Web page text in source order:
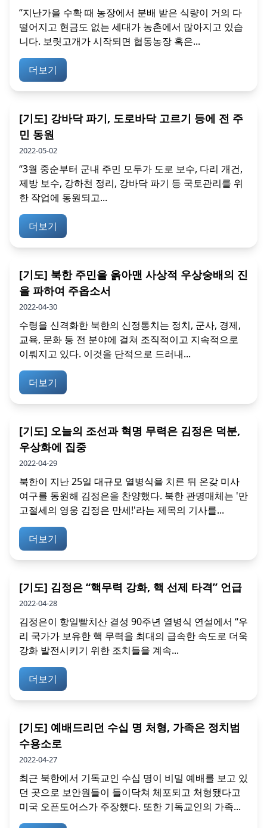
“지난가을 수확 때 농장에서 분배 받은 식량이 거의 다
떨어지고 현금도 없는 세대가 농촌에서 많아지고 있습
니다. 보릿고개가 시작되면 협동농장 혹은...
더보기
[기도] 강바닥 파기, 도로바닥 고르기 등에 전 주
민 동원
2022-05-02
“3월 중순부터 군내 주민 모두가 도로 보수, 다리 개건,
제방 보수, 강하천 정리, 강바닥 파기 등 국토관리를 위
한 작업에 동원되고...
더보기
[기도] 북한 주민을 옭아맨 사상적 우상숭배의 진
을 파하여 주옵소서
2022-04-30
수령을 신격화한 북한의 신정통치는 정치, 군사, 경제,
교육, 문화 등 전 분야에 걸쳐 조직적이고 지속적으로
이뤄지고 있다. 이것을 단적으로 드러내...
더보기
[기도] 오늘의 조선과 혁명 무력은 김정은 덕분,
우상화에 집중
2022-04-29
북한이 지난 25일 대규모 열병식을 치른 뒤 온갖 미사
여구를 동원해 김정은을 찬양했다. 북한 관명매체는 '만
고절세의 영웅 김정은 만세!'라는 제목의 기사를...
더보기
[기도] 김정은 “핵무력 강화, 핵 선제 타격” 언급
2022-04-28
김정은이 항일빨치산 결성 90주년 열병식 연설에서 “우
리 국가가 보유한 핵 무력을 최대의 급속한 속도로 더욱
강화 발전시키기 위한 조치들을 계속...
더보기
[기도] 예배드리던 수십 명 처형, 가족은 정치범
수용소로
2022-04-27
최근 북한에서 기독교인 수십 명이 비밀 예배를 보고 있
던 곳으로 보안원들이 들이닥쳐 체포되고 처형됐다고
미국 오픈도어스가 주장했다. 또한 기독교인의 가족...